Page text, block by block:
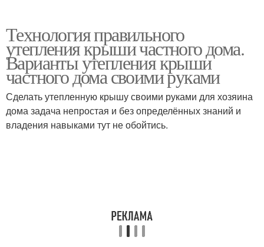
Технология правильного
утепления крыши частного дома.
Варианты утепления крыши
частного дома своими руками
Сделать утепленную крышу своими руками для хозяина
дома задача непростая и без определённых знаний и
владения навыками тут не обойтись.